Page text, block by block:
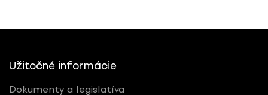
Užitočné informácie
Dokumenty a legislatíva